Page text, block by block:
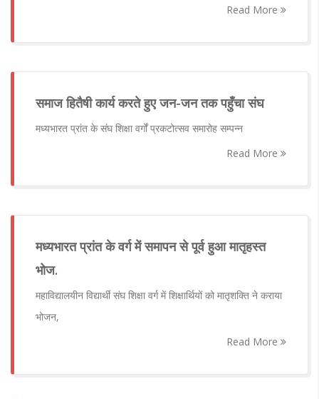
Read More
समाज हितैषी कार्य करते हुए जन-जन तक पहुँचा संघ
मध्यभारत प्रांत के संघ शिक्षा वर्गों प्रकटोत्सव समारोह सम्पन्न
Read More
मध्यभारत प्रांत के वर्ग में समापन से पूर्व हुआ मातृहस्त
भोज.
महाविद्यालयीन विद्यार्थी संघ शिक्षा वर्ग में शिक्षार्थियों को मातृशक्ति ने कराया
भोजन,
Read More